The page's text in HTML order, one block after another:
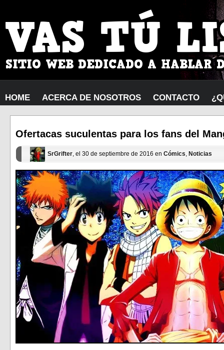
HOME ACERCA DE NOSOTROS CONTACTO
Ofertacas suculentas para los fans del
SrGrifter, el 30 de septiembre de 2016 en Cómics, Noticias